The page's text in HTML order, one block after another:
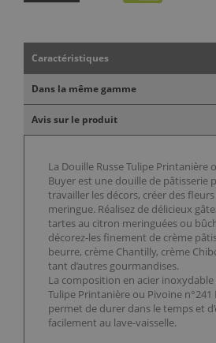
Caractéristiques
Dans la même gamme
Avis sur le produit
La Douille Russe Tulipe Printanière
Buyer est une douille de pâtisserie
travailler les décors, créer des
meringue. Réalisez de délicieux
tartes au citron meringuées ou
décorez-les finement de crème
beurre, crème Chantilly, crème
tant d’autres gourmandises.
La composition en acier inoxydable
Tulipe Printanière ou Pivoine n°241
permet de durer dans le temps et
facilement au lave-vaisselle.